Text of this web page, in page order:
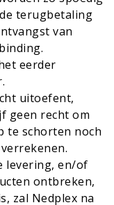
terugbetaling
van
eerder
uitoefent,
geen recht om
te schorten noch
levering, en/of
ontbreken,
zal Nedplex na